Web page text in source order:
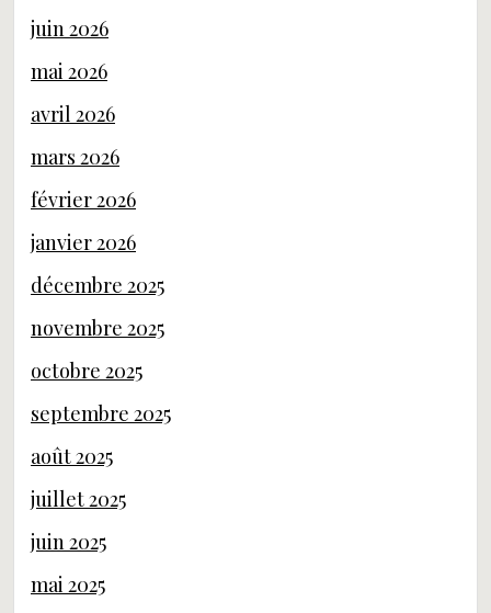
juin 2026
mai 2026
avril 2026
mars 2026
février 2026
janvier 2026
décembre 2025
novembre 2025
octobre 2025
septembre 2025
août 2025
juillet 2025
juin 2025
mai 2025